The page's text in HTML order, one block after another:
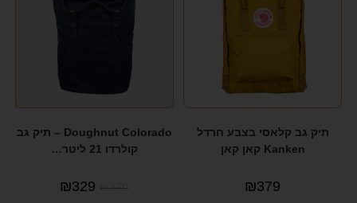
תיק גב קלאסי בצבע חרדל
Kanken קאן קאן
₪379
Doughnut Colorado – תיק גב
קולרדו 21 ליטר…
₪370
₪329